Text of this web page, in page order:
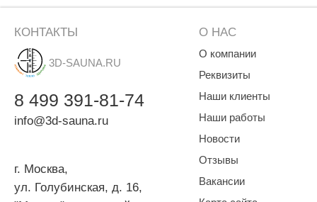
Фитонциды, которые выделяет дерево, убивают
Бочка - это отличный способ восстановить душевные и
О НАС
О компании
Реквизиты
Наши клиенты
Наши работы
Новости
Отзывы
Вакансии
КОНТАКТЫ
3D-SAUNA.RU
8 499 391-81-74
info@3d-sauna.ru
г. Москва,
ул. Голубинская, д. 16,